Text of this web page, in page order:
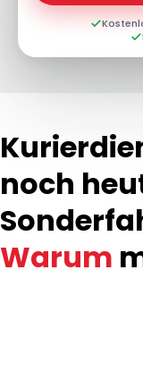
noch
Warum